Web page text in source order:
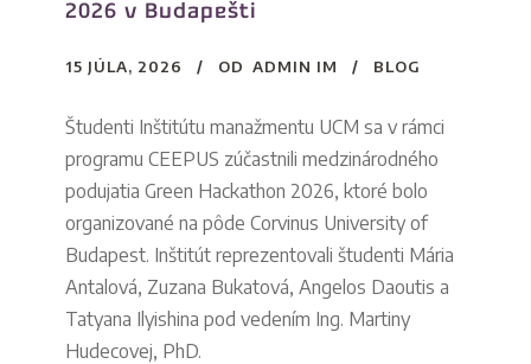
2026 v Budapešti
15 JÚLA, 2026 OD ADMIN IM BLOG
Študenti Inštitútu manažmentu UCM sa v rámci
programu CEEPUS zúčastnili medzinárodného
podujatia Green Hackathon 2026, ktoré bolo
organizované na pôde Corvinus University of
Budapest. Inštitút reprezentovali študenti Mária
Antalová, Zuzana Bukatová, Angelos Daoutis a
Tatyana Ilyishina pod vedením Ing. Martiny
Hudecovej, PhD.